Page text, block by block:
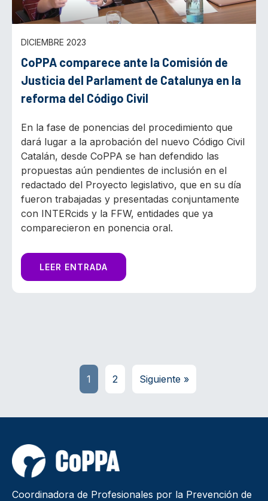
DICIEMBRE 2023
CoPPA comparece ante la Comisión de
Justicia del Parlament de Catalunya en la
reforma del Código Civil
En la fase de ponencias del procedimiento que
dará lugar a la aprobación del nuevo Código Civil
Catalán, desde CoPPA se han defendido las
propuestas aún pendientes de inclusión en el
redactado del Proyecto legislativo, que en su día
fueron trabajadas y presentadas conjuntamente
con INTERcids y la FFW, entidades que ya
comparecieron en ponencia oral.
LEER ENTRADA
1 2 Siguiente »
Coordinadora de Profesionales por la Prevención de